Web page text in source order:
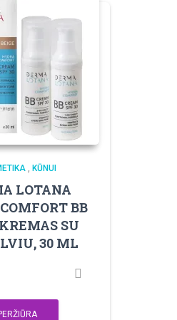
, KŪNUI
LOTANA
BB
SU
30 ML